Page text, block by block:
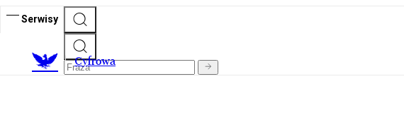
Serwisy
Cyfrowa